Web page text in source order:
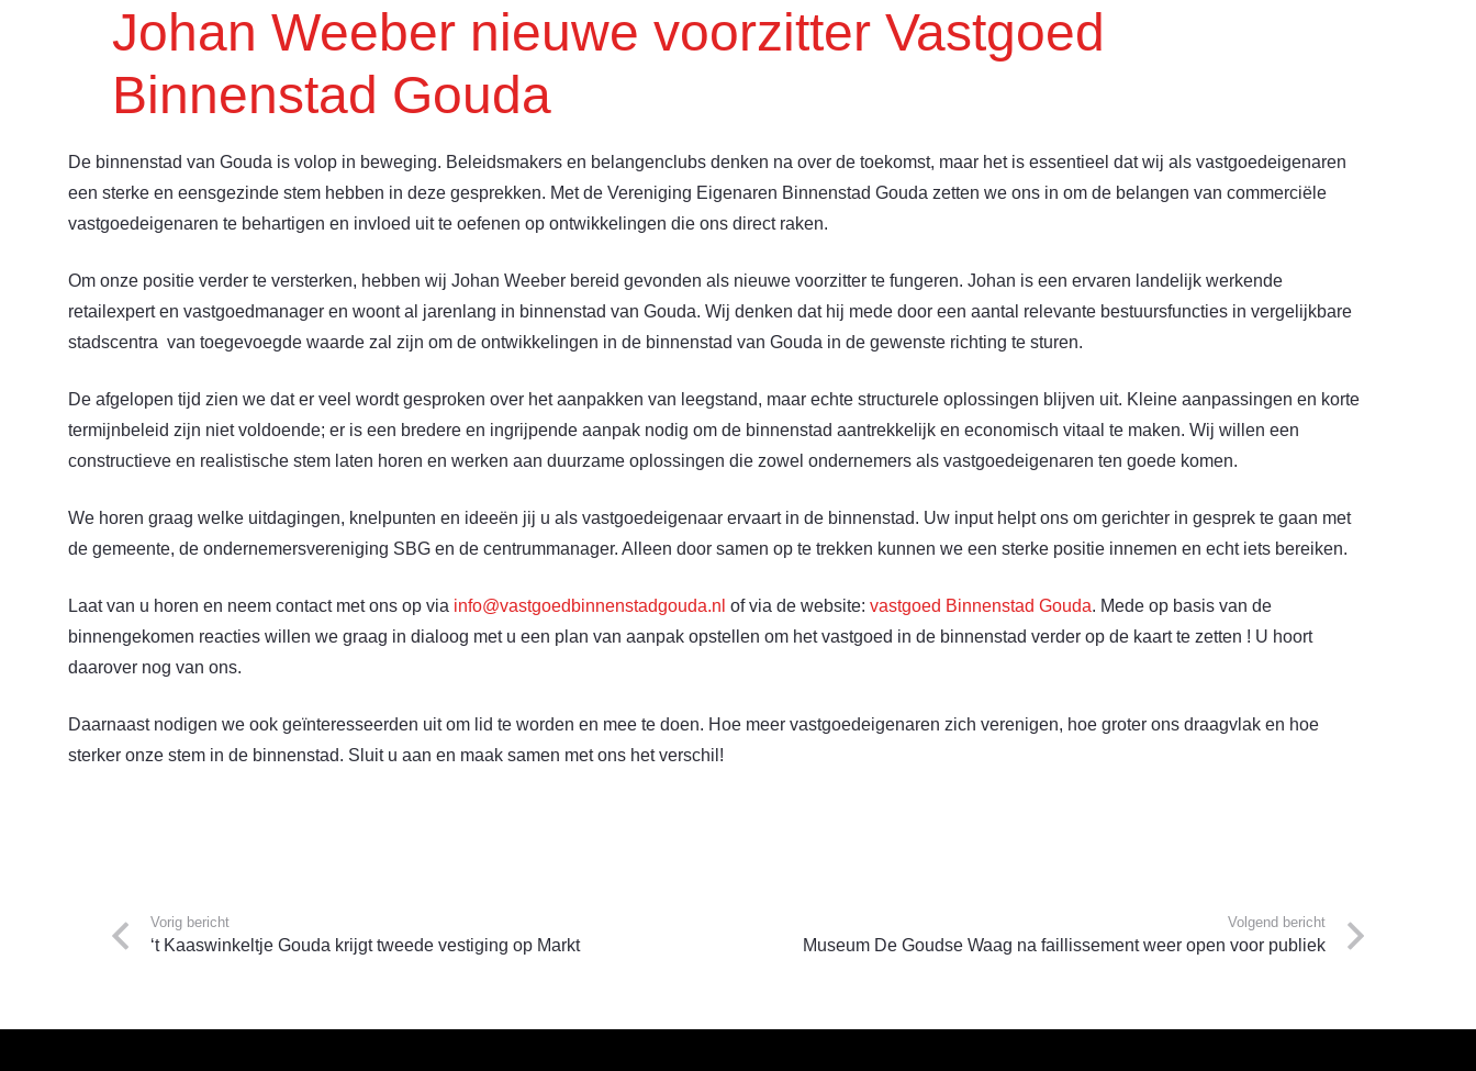
Johan Weeber nieuwe voorzitter Vastgoed
Binnenstad Gouda
De binnenstad van Gouda is volop in beweging. Beleidsmakers en belangenclubs denken na over de toekomst, maar het is essentieel dat wij als vastgoedeigenaren
een sterke en eensgezinde stem hebben in deze gesprekken. Met de Vereniging Eigenaren Binnenstad Gouda zetten we ons in om de belangen van commerciële
vastgoedeigenaren te behartigen en invloed uit te oefenen op ontwikkelingen die ons direct raken.
Om onze positie verder te versterken, hebben wij Johan Weeber bereid gevonden als nieuwe voorzitter te fungeren. Johan is een ervaren landelijk werkende
retailexpert en vastgoedmanager en woont al jarenlang in binnenstad van Gouda. Wij denken dat hij mede door een aantal relevante bestuursfuncties in vergelijkbare
stadscentra van toegevoegde waarde zal zijn om de ontwikkelingen in de binnenstad van Gouda in de gewenste richting te sturen.
De afgelopen tijd zien we dat er veel wordt gesproken over het aanpakken van leegstand, maar echte structurele oplossingen blijven uit. Kleine aanpassingen en korte
termijnbeleid zijn niet voldoende; er is een bredere en ingrijpende aanpak nodig om de binnenstad aantrekkelijk en economisch vitaal te maken. Wij willen een
constructieve en realistische stem laten horen en werken aan duurzame oplossingen die zowel ondernemers als vastgoedeigenaren ten goede komen.
We horen graag welke uitdagingen, knelpunten en ideeën jij u als vastgoedeigenaar ervaart in de binnenstad. Uw input helpt ons om gerichter in gesprek te gaan met
de gemeente, de ondernemersvereniging SBG en de centrummanager. Alleen door samen op te trekken kunnen we een sterke positie innemen en echt iets bereiken.
Laat van u horen en neem contact met ons op via info@vastgoedbinnenstadgouda.nl of via de website: vastgoed Binnenstad Gouda. Mede op basis van de
binnengekomen reacties willen we graag in dialoog met u een plan van aanpak opstellen om het vastgoed in de binnenstad verder op de kaart te zetten ! U hoort
daarover nog van ons.
Daarnaast nodigen we ook geïnteresseerden uit om lid te worden en mee te doen. Hoe meer vastgoedeigenaren zich verenigen, hoe groter ons draagvlak en hoe
sterker onze stem in de binnenstad. Sluit u aan en maak samen met ons het verschil!
Vorig bericht
‘t Kaaswinkeltje Gouda krijgt tweede vestiging op Markt
Volgend bericht
Museum De Goudse Waag na faillissement weer open voor publiek